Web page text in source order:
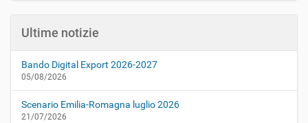
Ultime notizie
Bando Digital Export 2026-2027
05/08/2026
Scenario Emilia-Romagna luglio 2026
21/07/2026